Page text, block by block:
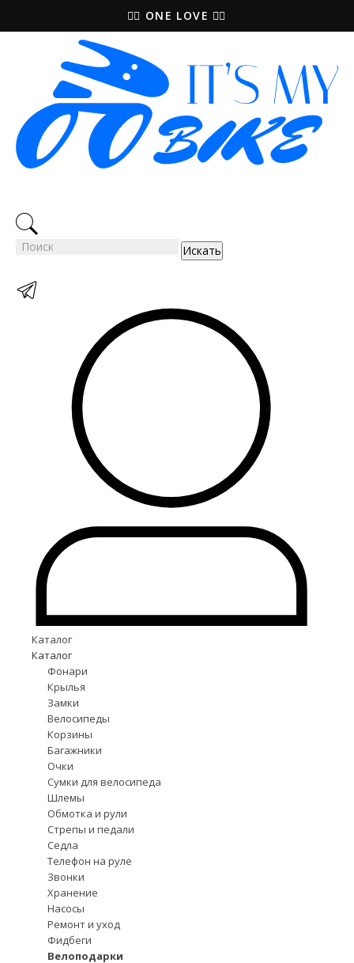
🚵‍♀️ ONE LOVE 🚴‍♀️
Искать
Каталог
Каталог
Фонари
Крылья
Замки
Велосипеды
Корзины
Багажники
Очки
Сумки для велосипеда
Шлемы
Обмотка и рули
Стрепы и педали
Седла
Телефон на руле
Звонки
Хранение
Насосы
Ремонт и уход
Фидбеги
Велоподарки